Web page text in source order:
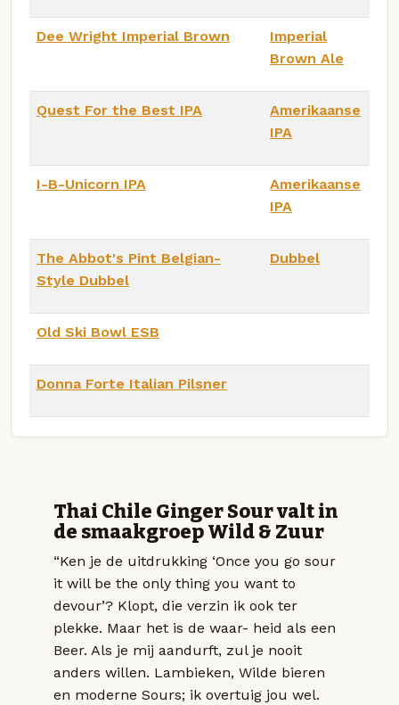
Dee Wright Imperial Brown
Imperial
Brown Ale
Quest For the Best IPA
Amerikaanse
IPA
I-B-Unicorn IPA
Amerikaanse
IPA
The Abbot's Pint Belgian-
Style Dubbel
Dubbel
Old Ski Bowl ESB
Donna Forte Italian Pilsner
Thai Chile Ginger Sour valt in
de smaakgroep Wild & Zuur
“Ken je de uitdrukking ‘Once you go sour
it will be the only thing you want to
devour’? Klopt, die verzin ik ook ter
plekke. Maar het is de waar- heid als een
Beer. Als je mij aandurft, zul je nooit
anders willen. Lambieken, Wilde bieren
en moderne Sours; ik overtuig jou wel.